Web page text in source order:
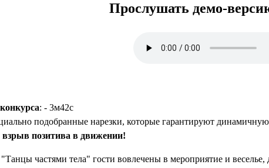
Прослушать демо-
конкурса: - 3м42с
подобранные нарезки, которые гарантируют
позитива в движении!
частями тела" гости вовлечены в мероприятие и